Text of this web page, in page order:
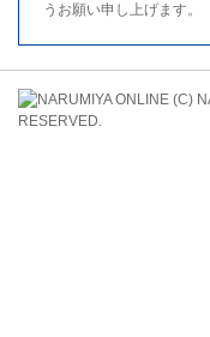
うお願い申し上げます。